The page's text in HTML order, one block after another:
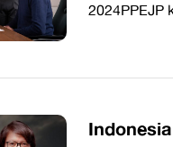
2024PPEJP